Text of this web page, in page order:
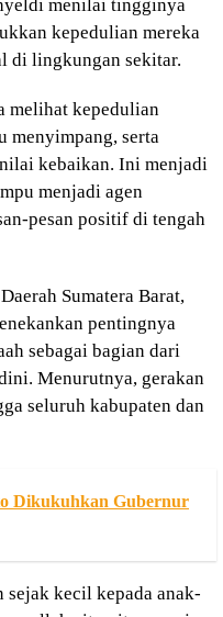
menilai tingginya
kepedulian mereka
di lingkungan sekitar.
melihat kepedulian
menyimpang, serta
kebaikan. Ini menjadi
menjadi agen
pesan positif di tengah
Sumatera Barat,
pentingnya
sebagai bagian dari
Menurutnya, gerakan
seluruh kabupaten dan
Dikukuhkan Gubernur
sejak kecil kepada anak-